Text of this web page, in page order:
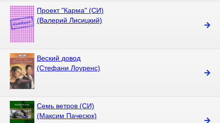
Проект "Карма" (СИ)
(Валерий Лисицкий)
Веский довод
(Стефани Лоуренс)
Семь ветров (СИ)
(Максим Пачесюк)